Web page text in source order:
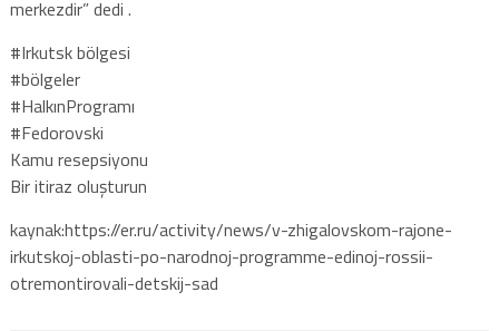
merkezdir” dedi .
#Irkutsk bölgesi
#bölgeler
#HalkınProgramı
#Fedorovski
Kamu resepsiyonu
Bir itiraz oluşturun
kaynak:https://er.ru/activity/news/v-zhigalovskom-rajone-
irkutskoj-oblasti-po-narodnoj-programme-edinoj-rossii-
otremontirovali-detskij-sad